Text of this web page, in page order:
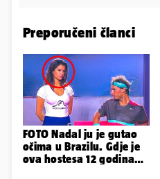
Preporučeni članci
FOTO Nadal ju je gutao
očima u Brazilu. Gdje je
ova hostesa 12 godina